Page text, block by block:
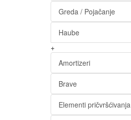
Greda / Pojačanje
Haube
+
Amortizeri
Brave
Elementi pričvršćivanja